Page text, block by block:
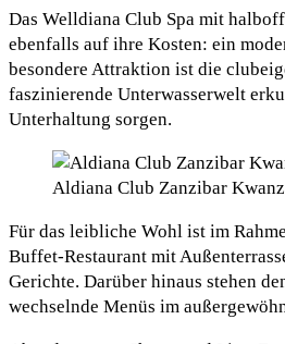
Das Welldiana Club Spa mit
ebenfalls auf ihre Kosten: ein
besondere Attraktion ist die
faszinierende Unterwasserwelt
Unterhaltung sorgen.
Aldiana Club Zanzibar
Für das leibliche Wohl ist im
Buffet-Restaurant mit
Gerichte. Darüber hinaus stehen
wechselnde Menüs im